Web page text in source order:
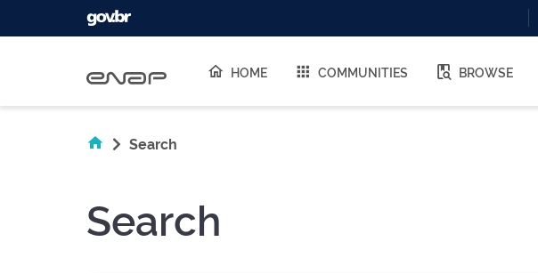
HOME COMMUNITIES BROWSE
Search
Search